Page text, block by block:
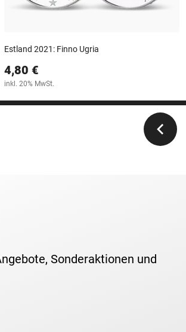
Estland 2021: Finno Ugria
4,80 €
inkl. 20% MwSt.
Sonderaktionen und